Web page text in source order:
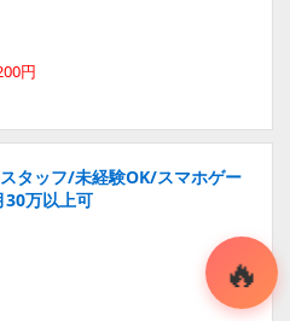
円
タッフ/未経験OK/スマホゲー
万以上可